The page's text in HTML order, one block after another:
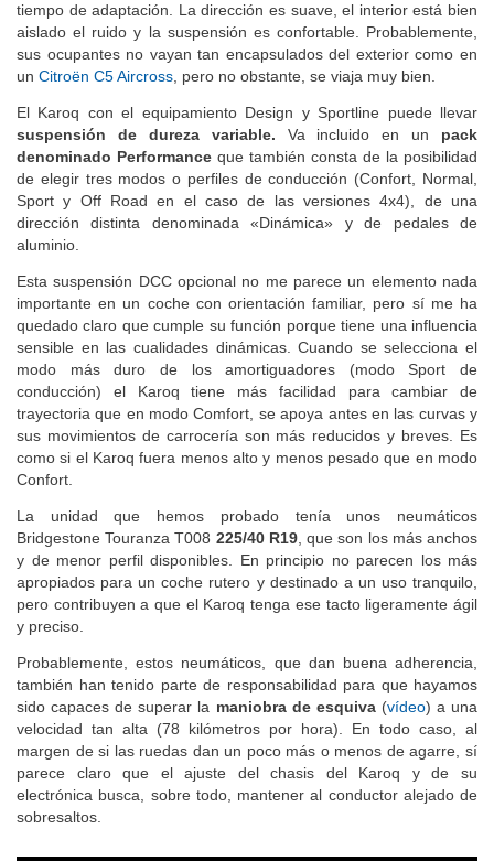
tiempo de adaptación. La dirección es suave, el interior está bien
aislado el ruido y la suspensión es confortable. Probablemente,
sus ocupantes no vayan tan encapsulados del exterior como en
un Citroën C5 Aircross , pero no obstante, se viaja muy bien.
El Karoq con el equipamiento Design y Sportline puede llevar
suspensión de dureza variable. Va incluido en un pack
denominado Performance que también consta de la posibilidad
de elegir tres modos o perfiles de conducción (Confort, Normal,
Sport y Off Road en el caso de las versiones 4x4), de una
dirección distinta denominada «Dinámica» y de pedales de
aluminio.
Esta suspensión DCC opcional no me parece un elemento nada
importante en un coche con orientación familiar, pero sí me ha
quedado claro que cumple su función porque tiene una influencia
sensible en las cualidades dinámicas. Cuando se selecciona el
modo más duro de los amortiguadores (modo Sport de
conducción) el Karoq tiene más facilidad para cambiar de
trayectoria que en modo Comfort, se apoya antes en las curvas y
sus movimientos de carrocería son más reducidos y breves. Es
como si el Karoq fuera menos alto y menos pesado que en modo
Confort.
La unidad que hemos probado tenía unos neumáticos
Bridgestone Touranza T008 225/40 R19, que son los más anchos
y de menor perfil disponibles. En principio no parecen los más
apropiados para un coche rutero y destinado a un uso tranquilo,
pero contribuyen a que el Karoq tenga ese tacto ligeramente ágil
y preciso.
Probablemente, estos neumáticos, que dan buena adherencia,
también han tenido parte de responsabilidad para que hayamos
sido capaces de superar la maniobra de esquiva(vídeo) a una
velocidad tan alta (78 kilómetros por hora). En todo caso, al
margen de si las ruedas dan un poco más o menos de agarre, sí
parece claro que el ajuste del chasis del Karoq y de su
electrónica busca, sobre todo, mantener al conductor alejado de
sobresaltos.